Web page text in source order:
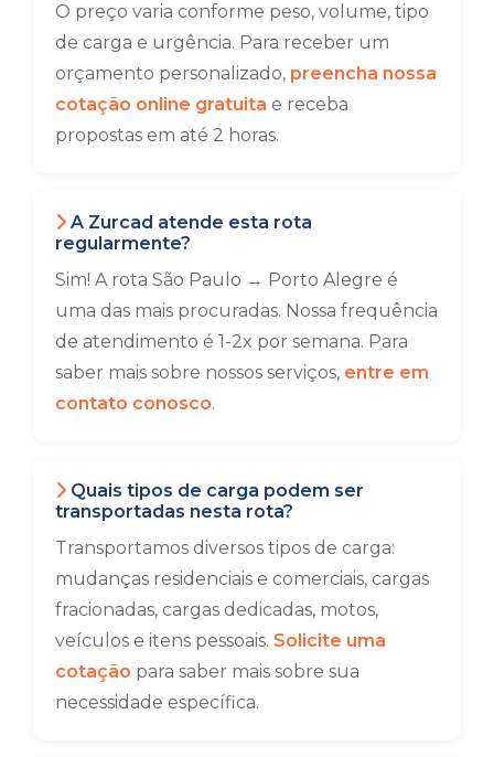
O preço varia conforme peso, volume, tipo
de carga e urgência. Para receber um
orçamento personalizado, preencha nossa
cotação online gratuita e receba
propostas em até 2 horas.
A Zurcad atende esta rota
regularmente?
Sim! A rota São Paulo → Porto Alegre é
uma das mais procuradas. Nossa frequência
de atendimento é 1-2x por semana. Para
saber mais sobre nossos serviços, entre em
contato conosco.
Quais tipos de carga podem ser
transportadas nesta rota?
Transportamos diversos tipos de carga:
mudanças residenciais e comerciais, cargas
fracionadas, cargas dedicadas, motos,
veículos e itens pessoais. Solicite uma
cotação para saber mais sobre sua
necessidade específica.